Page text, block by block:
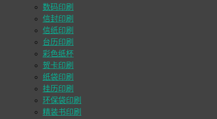
数码印刷
信封印刷
信纸印刷
台历印刷
彩色纸杯
贺卡印刷
纸袋印刷
挂历印刷
环保袋印刷
精装书印刷